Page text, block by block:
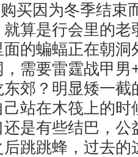
买因为冬季结束
算是行会里的老
的蝙蝠正在朝洞
需要雷霆战甲男
郊？明显矮一截
站在木筏上的时
是有些结巴，公
跳跳蜂，过去的